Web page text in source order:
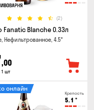
(2)
Fanatic Blanche 0.33л
Нефильтрованное, 4.5°
,00
1 шт
Крепость
5.1 °
онлайн